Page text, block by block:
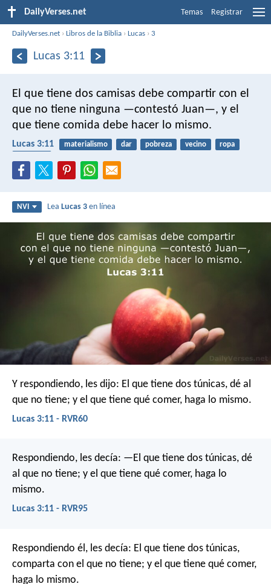
DailyVerses.net Temas Registrar
DailyVerses.net ›Libros de la Biblia ›Lucas ›3
Lucas 3:11
El que tiene dos camisas debe compartir con el
que no tiene ninguna —contestó Juan—, y el
que tiene comida debe hacer lo mismo.
Lucas 3:11 materialismo dar pobreza vecino
ropa
NVI LeaLucas 3 en línea
Y respondiendo, les dijo: El que tiene dos túnicas, dé al
que no tiene; y el que tiene qué comer, haga lo mismo.
Lucas 3:11 - RVR60
Respondiendo, les decía: —El que tiene dos túnicas, dé
al que no tiene; y el que tiene qué comer, haga lo
mismo.
Lucas 3:11 - RVR95
Respondiendo él, les decía: El que tiene dos túnicas,
comparta con el que no tiene; y el que tiene qué comer,
haga lo mismo.